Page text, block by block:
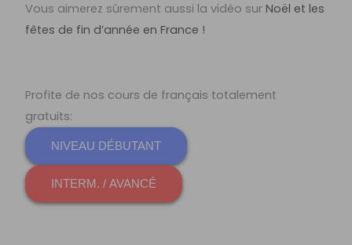
Vous aimerez sûrement aussi la vidéo surNoël et les
fêtes de fin d’année en France !
Profite de nos cours de français totalement
gratuits:
NIVEAU DÉBUTANT
INTERM. / AVANCÉ